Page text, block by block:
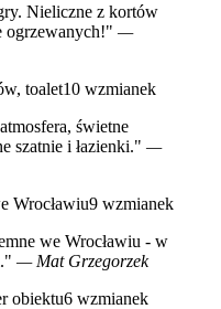
Nieliczne z kortów
ogrzewanych!" —
toalet10 wzmianek
świetne
szatnie i łazienki." —
Wrocławiu9 wzmianek
we Wrocławiu - w
— Mat Grzegorzek
obiektu6 wzmianek